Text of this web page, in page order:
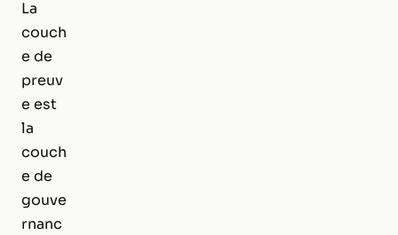
La
couch
e de
preuv
e est
la
couch
e de
gouve
rnanc